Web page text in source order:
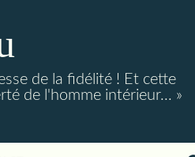
de la fidélité ! Et cette
de l'homme intérieur... »